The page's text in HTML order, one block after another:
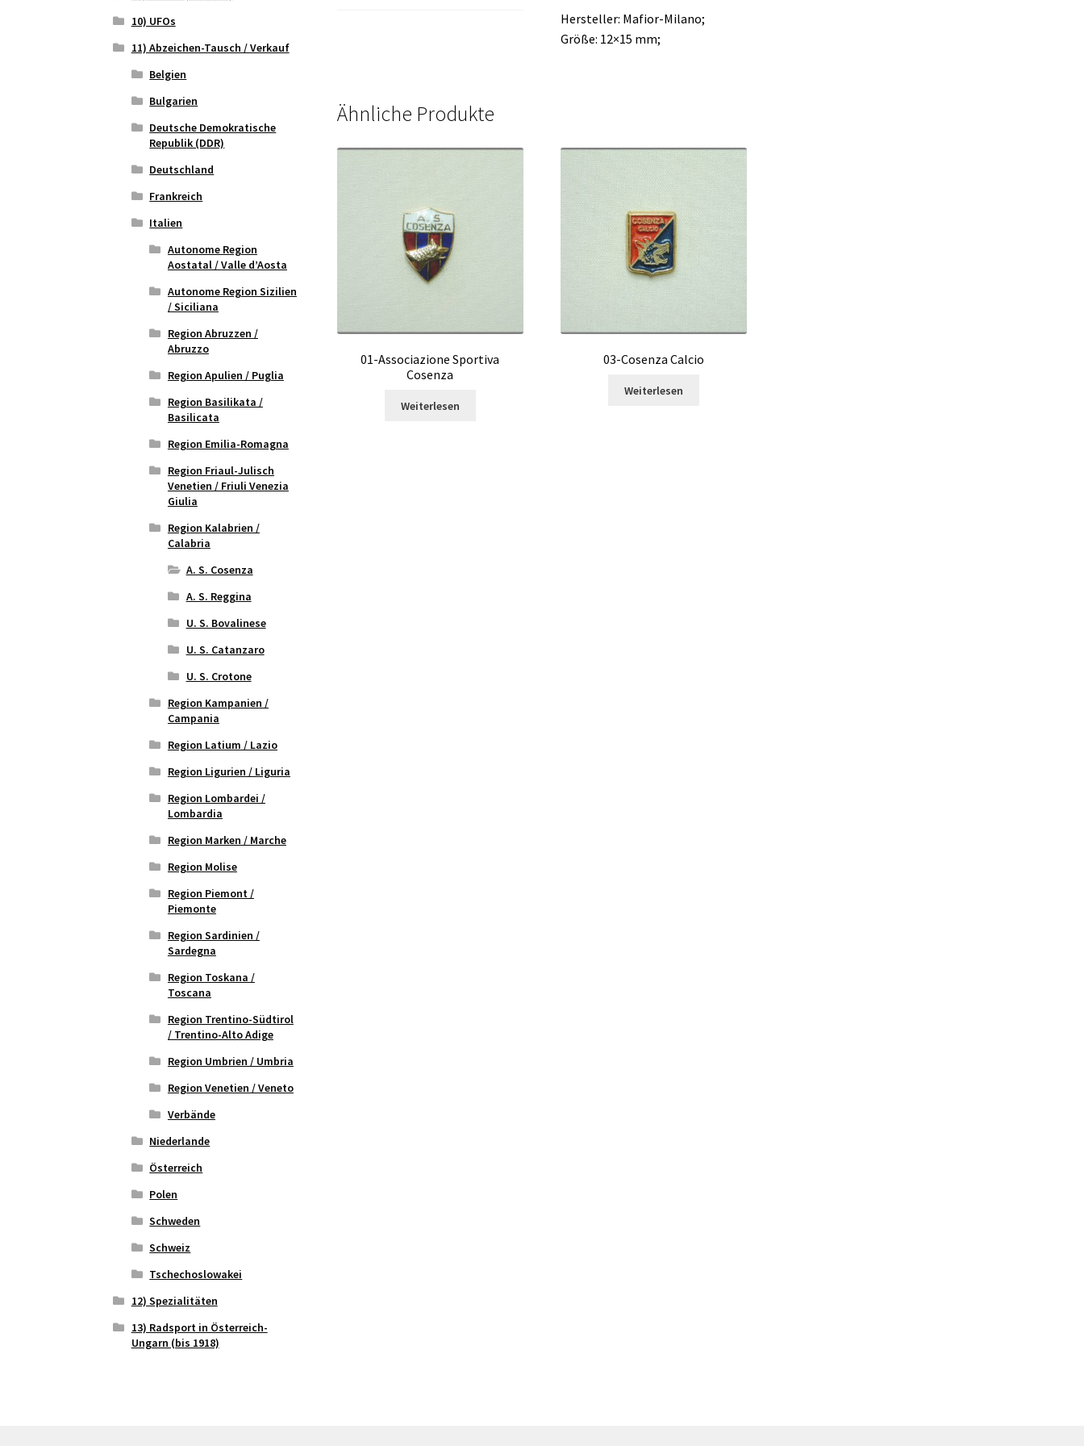
Hersteller: Mafior-Milano;
Größe: 12×15 mm;
Ähnliche Produkte
01-Associazione Sportiva
Cosenza
Weiterlesen
03-Cosenza Calcio
Weiterlesen
10) UFOs
11) Abzeichen-Tausch / Verkauf
Belgien
Bulgarien
Deutsche Demokratische
Republik (DDR)
Deutschland
Frankreich
Italien
Autonome Region
Aostatal / Valle d’Aosta
Autonome Region Sizilien
/ Siciliana
Region Abruzzen /
Abruzzo
Region Apulien / Puglia
Region Basilikata /
Basilicata
Region Emilia-Romagna
Region Friaul-Julisch
Venetien / Friuli Venezia
Giulia
Region Kalabrien /
Calabria
A. S. Cosenza
A. S. Reggina
U. S. Bovalinese
U. S. Catanzaro
U. S. Crotone
Region Kampanien /
Campania
Region Latium / Lazio
Region Ligurien / Liguria
Region Lombardei /
Lombardia
Region Marken / Marche
Region Molise
Region Piemont /
Piemonte
Region Sardinien /
Sardegna
Region Toskana /
Toscana
Region Trentino-Südtirol
/ Trentino-Alto Adige
Region Umbrien / Umbria
Region Venetien / Veneto
Verbände
Niederlande
Österreich
Polen
Schweden
Schweiz
Tschechoslowakei
12) Spezialitäten
13) Radsport in Österreich-
Ungarn (bis 1918)